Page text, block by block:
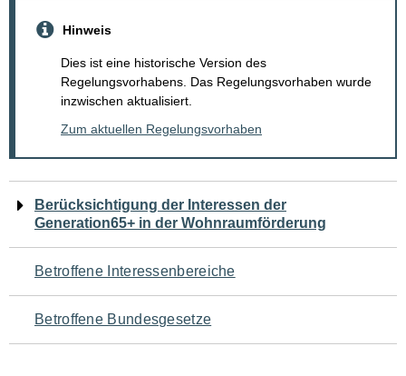
Hinweis
Dies ist eine historische Version des
Regelungsvorhabens. Das Regelungsvorhaben wurde
inzwischen aktualisiert.
Zum aktuellen Regelungsvorhaben
Navigation
für
den
Seiteninhalt
Berücksichtigung der Interessen der
Generation65+ in der Wohnraumförderung
Betroffene Interessenbereiche
Betroffene Bundesgesetze